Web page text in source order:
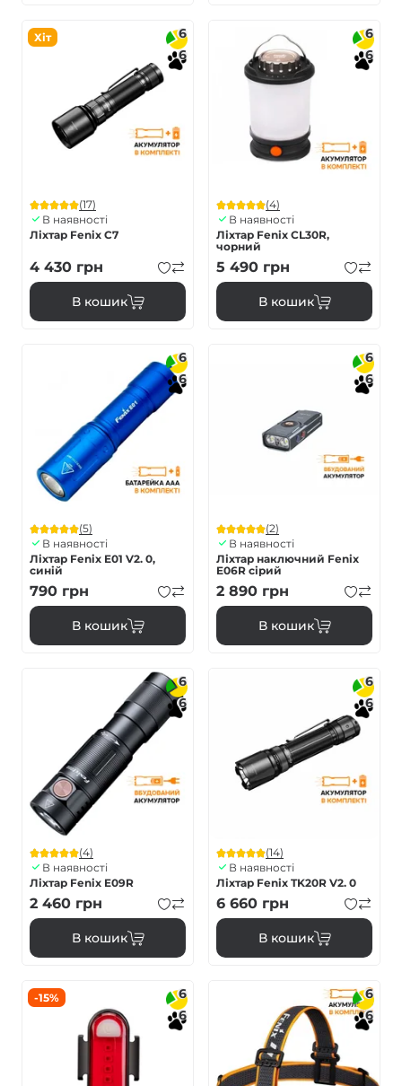
Хіт
6
6
(17)
В наявності
Ліхтар Fenix C7
4 430 грн
В кошик
6
6
(4)
В наявності
Ліхтар Fenix CL30R,
чорний
5 490 грн
В кошик
6
6
(5)
В наявності
Ліхтар Fenix E01 V2. 0,
синій
790 грн
В кошик
6
6
(2)
В наявності
Ліхтар наключний Fenix
E06R сірий
2 890 грн
В кошик
6
6
(4)
В наявності
Ліхтар Fenix E09R
2 460 грн
В кошик
6
6
(14)
В наявності
Ліхтар Fenix TK20R V2. 0
6 660 грн
В кошик
-15%
6
6
6
6